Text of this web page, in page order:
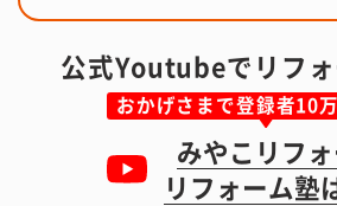
公式Youtubeでリフォ
おかげさまで登録者10
みやこリフ
リフォーム塾